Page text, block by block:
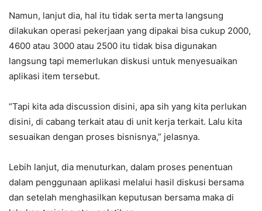
Namun, lanjut dia, hal itu tidak serta merta langsung
dilakukan operasi pekerjaan yang dipakai bisa cukup 2000,
4600 atau 3000 atau 2500 itu tidak bisa digunakan
langsung tapi memerlukan diskusi untuk menyesuaikan
aplikasi item tersebut.
“Tapi kita ada discussion disini, apa sih yang kita perlukan
disini, di cabang terkait atau di unit kerja terkait. Lalu kita
sesuaikan dengan proses bisnisnya,” jelasnya.
Lebih lanjut, dia menuturkan, dalam proses penentuan
dalam penggunaan aplikasi melalui hasil diskusi bersama
dan setelah menghasilkan keputusan bersama maka di